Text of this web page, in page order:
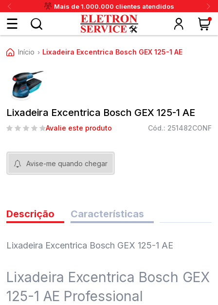
Mais de 1.000.000 clientes atendidos
Cadastre-
se
Panex
Início › Lixadeira Excentrica Bosch GEX 125-1 AE
Lixadeira Excentrica Bosch GEX 125-1 AE
Avalie este produto Cód.: 251482CONF
Avise-me quando chegar
Descrição
Lixadeira Excentrica Bosch GEX 125-1 AE
Lixadeira Excentrica Bosch GEX
125-1 AE Professional
Características